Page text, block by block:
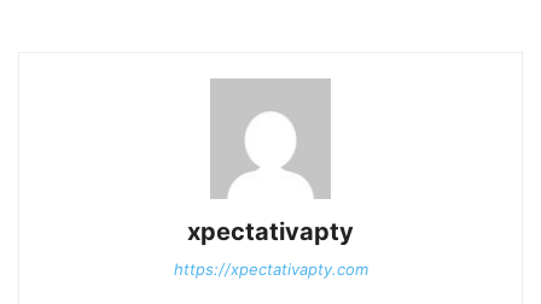
xpectativapty
https://xpectativapty.com